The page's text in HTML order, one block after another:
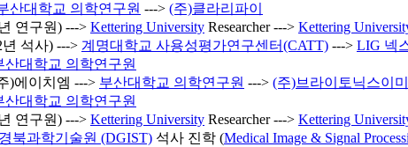
산대학교 의학연구원 ---> (주)클라리파이
연구원) ---> Kettering University Researcher ---> Kettering
년 석사) ---> 계명대학교 사용성평가연구센터(CATT) ---> LIG 넥
산대학교 의학연구원
)에이치엠 ---> 부산대학교 의학연구원 ---> (주)브라이토닉스이
산대학교 의학연구원
연구원) ---> Kettering University Researcher ---> Kettering
북과학기술원 (DGIST) 석사 진학 (Medical Image & Signal